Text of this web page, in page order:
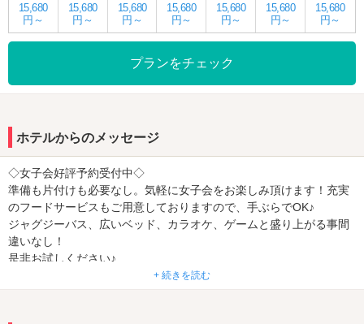
15,680
円～
15,680
円～
15,680
円～
15,680
円～
15,680
円～
15,680
円～
15,680
円～
プランをチェック
ホテルからのメッセージ
◇女子会好評予約受付中◇
準備も片付けも必要なし。気軽に女子会をお楽しみ頂けます！充実
のフードサービスもご用意しておりますので、手ぶらでOK♪
ジャグジーバス、広いベッド、カラオケ、ゲームと盛り上がる事間
違いなし！
是非お試しください♪
☆忙しい人にもお気軽に利用していただけるお得なショートタイム
+ 続きを読む